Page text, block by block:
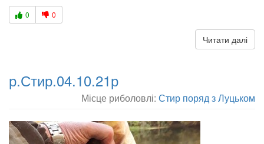
0 0
Читати далі
р.Стир.04.10.21р
Місце риболовлі: Стир поряд з Луцьком